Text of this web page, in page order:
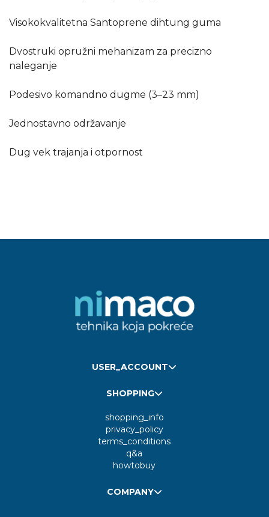
Visokokvalitetna Santoprene dihtung guma
Dvostruki opružni mehanizam za precizno
naleganje
Podesivo komandno dugme (3–23 mm)
Jednostavno održavanje
Dug vek trajanja i otpornost
USER_ACCOUNT
SHOPPING
shopping_info
privacy_policy
terms_conditions
q&a
howtobuy
COMPANY